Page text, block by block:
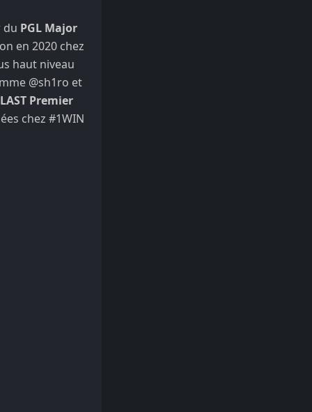
du PGL Major
en 2020 chez
haut niveau
@sh1ro et
Premier
chez #1WIN